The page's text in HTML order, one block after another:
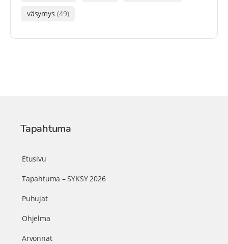
väsymys (49)
Tapahtuma
Etusivu
Tapahtuma – SYKSY 2026
Puhujat
Ohjelma
Arvonnat